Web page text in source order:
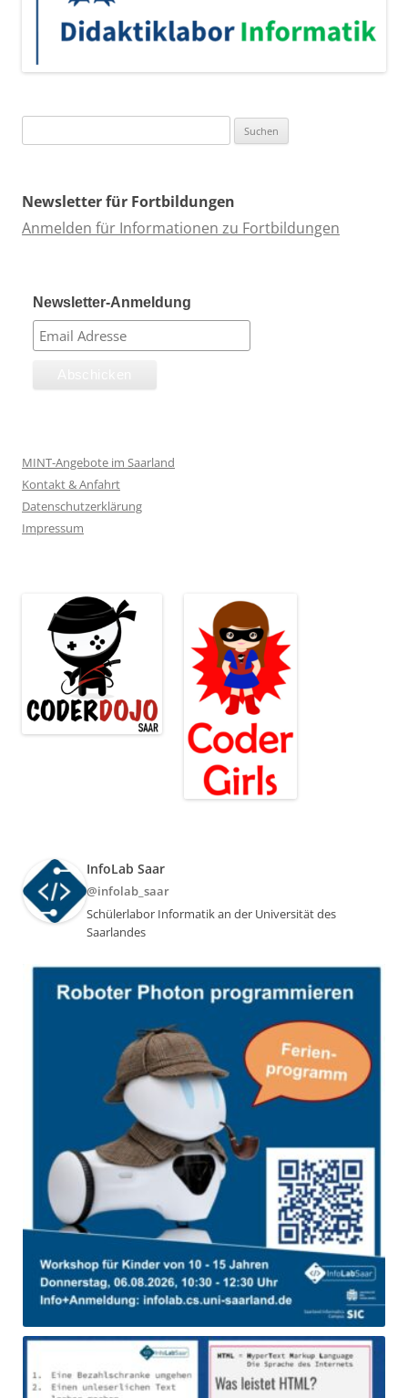
nach:
Newsletter für Fortbildungen
Anmelden für Informationen zu Fortbildungen
Newsletter-Anmeldung
MINT-Angebote im Saarland
Kontakt & Anfahrt
Datenschutzerklärung
Impressum
InfoLab Saar
@infolab_saar
Schülerlabor Informatik an der Universität des
Saarlandes